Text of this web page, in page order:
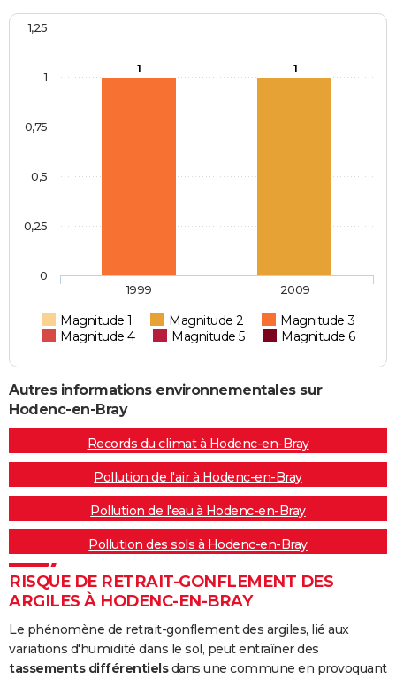
1 1
Magnitude 1 Magnitude 2
Magnitude 3
Magnitude 4
Magnitude 5 Magnitude 6
1999 2009
0
0,25
0,5
0,75
1
1,25
Autres informations environnementales sur
Hodenc-en-Bray
Records du climat à Hodenc-en-Bray
Pollution de l'air à Hodenc-en-Bray
Pollution de l'eau à Hodenc-en-Bray
Pollution des sols à Hodenc-en-Bray
RISQUE DE RETRAIT-GONFLEMENT DES
ARGILES À HODENC-EN-BRAY
Le phénomène de retrait-gonflement des argiles, lié aux
variations d'humidité dans le sol, peut entraîner des
tassements différentielsdans une commune en provoquant